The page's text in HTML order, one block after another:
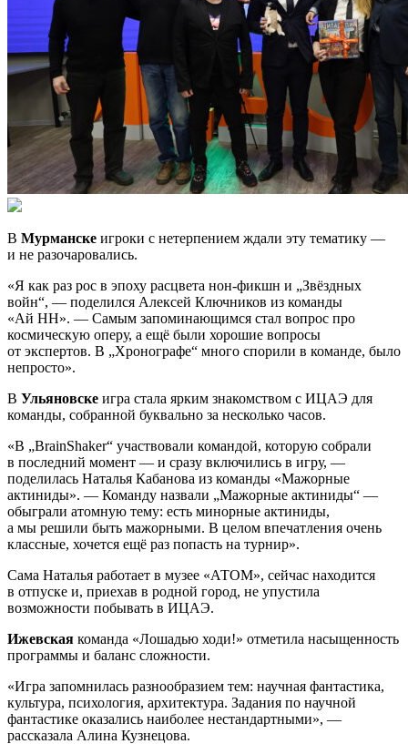
В Мурманске игроки с нетерпением ждали эту тематику —
и не разочаровались.
«Я как раз рос в эпоху расцвета нон-фикшн и „Звёздных
войн“, — поделился Алексей Ключников из команды
«Ай НН». — Самым запоминающимся стал вопрос про
космическую оперу, а ещё были хорошие вопросы
от экспертов. В „Хронографе“ много спорили в команде, было
непросто».
В Ульяновске игра стала ярким знакомством с ИЦАЭ для
команды, собранной буквально за несколько часов.
«В „BrainShaker“ участвовали командой, которую собрали
в последний момент — и сразу включились в игру, —
поделилась Наталья Кабанова из команды «Мажорные
актиниды». — Команду назвали „Мажорные актиниды“ —
обыграли атомную тему: есть минорные актиниды,
а мы решили быть мажорными. В целом впечатления очень
классные, хочется ещё раз попасть на турнир».
Сама Наталья работает в музее «АТОМ», сейчас находится
в отпуске и, приехав в родной город, не упустила
возможности побывать в ИЦАЭ.
Ижевская команда «Лошадью ходи!» отметила насыщенность
программы и баланс сложности.
«Игра запомнилась разнообразием тем: научная фантастика,
культура, психология, архитектура. Задания по научной
фантастике оказались наиболее нестандартными», —
рассказала Алина Кузнецова.